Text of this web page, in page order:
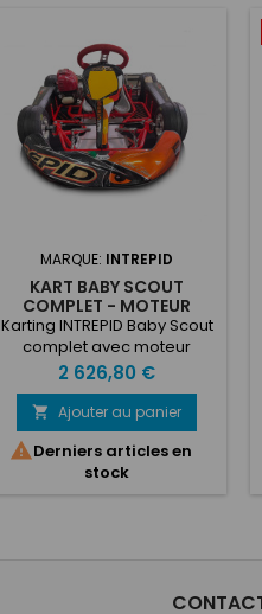
MARQUE: INTREPID
KART BABY SCOUT
COMPLET - MOTEUR
HONDA GXH35
Karting INTREPID Baby Scout
complet avec moteur
Honda GXH35, tubes 25MM
NEZ : tube chrome
molybdène Ø25mm CÔTÉ :
tube chrome molybdène
Ø25mm TRAVERSES
CENTRALES : tube chrome
STANDARD: KIT CARROSSERIE
Prix
2 626,80 €
 Ajouter au panier
Derniers articles en
stock